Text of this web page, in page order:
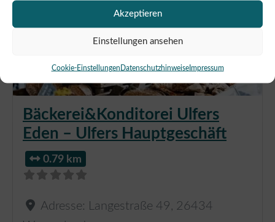
Akzeptieren
Einstellungen ansehen
Cookie-Einstellungen DatenschutzhinweiseImpressum
Bäckerei&Konditorei Ulfers
Eden – Ulfers Hauptgeschäft
0.79 km
Adresse: Langestraße 49 , 26434